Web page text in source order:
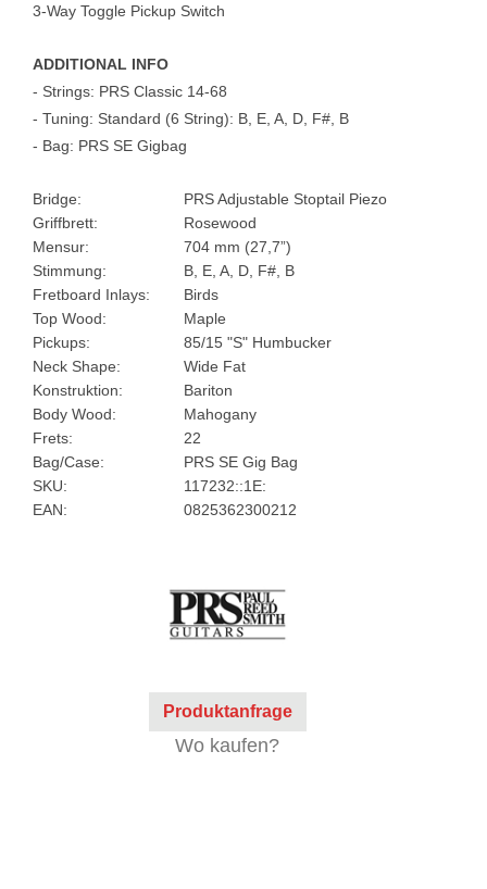
3-Way Toggle Pickup Switch
ADDITIONAL INFO
- Strings: PRS Classic 14-68
- Tuning: Standard (6 String): B, E, A, D, F#, B
- Bag: PRS SE Gigbag
Bridge:
PRS Adjustable Stoptail Piezo
Griffbrett:
Rosewood
Mensur:
704 mm (27,7”)
Stimmung:
B, E, A, D, F#, B
Fretboard Inlays:
Birds
Top Wood:
Maple
Pickups:
85/15 "S" Humbucker
Neck Shape:
Wide Fat
Konstruktion:
Bariton
Body Wood:
Mahogany
Frets:
22
Bag/Case:
PRS SE Gig Bag
SKU:
117232::1E:
EAN:
0825362300212
Produktanfrage
Wo kaufen?